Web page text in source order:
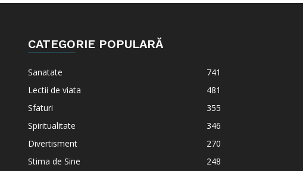
CATEGORIE POPULARĂ
Sanatate
741
Lectii de viata
481
Sfaturi
355
Spiritualitate
346
Divertisment
270
Stima de Sine
248